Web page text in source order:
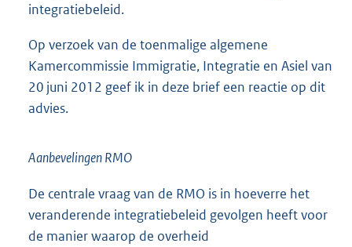
integratiebeleid.
Op verzoek van de toenmalige algemene
Kamercommissie Immigratie, Integratie en Asiel van
20 juni 2012 geef ik in deze brief een reactie op dit
advies.
Aanbevelingen RMO
De centrale vraag van de RMO is in hoeverre het
veranderende integratiebeleid gevolgen heeft voor
de manier waarop de overheid